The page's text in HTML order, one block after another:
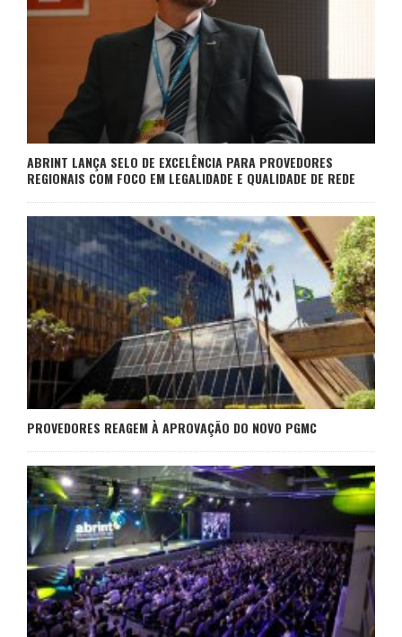
ABRINT LANÇA SELO DE EXCELÊNCIA PARA PROVEDORES
REGIONAIS COM FOCO EM LEGALIDADE E QUALIDADE DE REDE
PROVEDORES REAGEM À APROVAÇÃO DO NOVO PGMC